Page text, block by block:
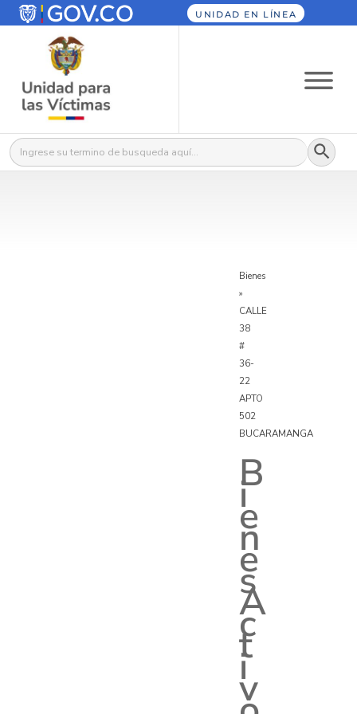
UNIDAD EN LÍNEA
Buscar: Botón
Bienes
»
CALLE
38
#
36-
22
APTO
502
BUCARAMANGA
B
i
e
n
e
s
A
c
t
i
v